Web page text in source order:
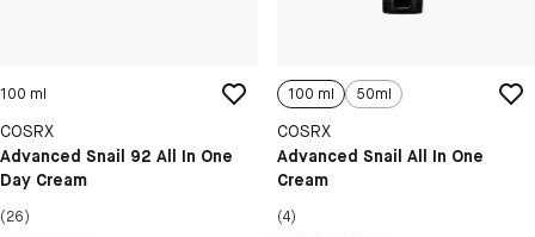
100 ml
COSRX
Advanced Snail 92 All In One
Day Cream
(26)
100 ml 50ml
COSRX
Advanced Snail All In One
Cream
(4)